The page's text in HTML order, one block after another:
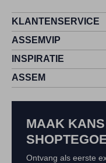
KLANTENSERVICE
ASSEMVIP
INSPIRATIE
ASSEM
MAAK
Ontvang als eerste